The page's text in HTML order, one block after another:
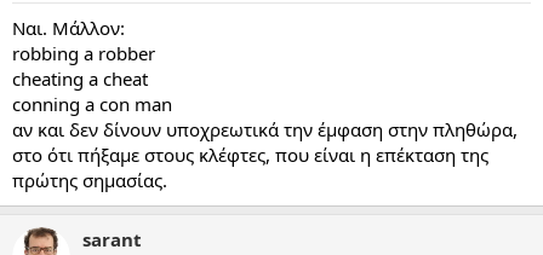
Ναι. Μάλλον:
robbing a robber
cheating a cheat
conning a con man
αν και δεν δίνουν υποχρεωτικά την έμφαση στην πληθώρα,
στο ότι πήξαμε στους κλέφτες, που είναι η επέκταση της
πρώτης σημασίας.
sarant